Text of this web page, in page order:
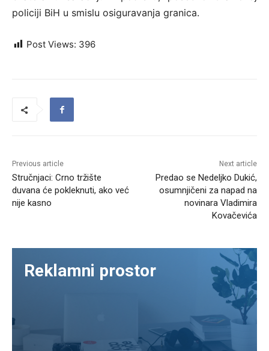
policiji BiH u smislu osiguravanja granica.
Post Views: 396
Previous article
Stručnjaci: Crno tržište
duvana će pokleknuti, ako već
nije kasno
Next article
Predao se Nedeljko Dukić,
osumnjičeni za napad na
novinara Vladimira
Kovačevića
Reklamni prostor